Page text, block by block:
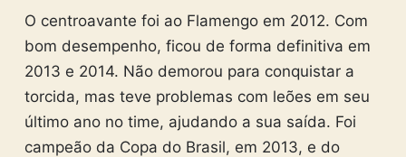
O centroavante foi ao Flamengo em 2012. Com
bom desempenho, ficou de forma definitiva em
2013 e 2014. Não demorou para conquistar a
torcida, mas teve problemas com leões em seu
último ano no time, ajudando a sua saída. Foi
campeão da Copa do Brasil, em 2013, e do